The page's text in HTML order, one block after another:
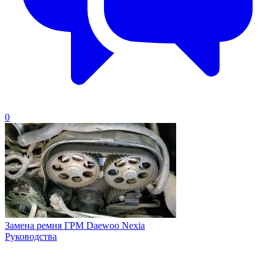
0
Замена ремня ГРМ Daewoo Nexia
Руководства